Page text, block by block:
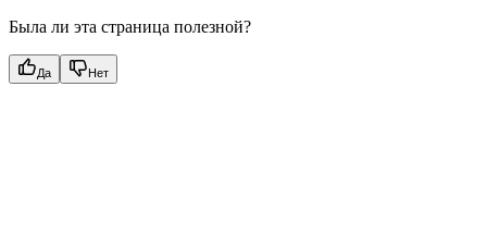
Была ли эта страница полезной?
Да Нет